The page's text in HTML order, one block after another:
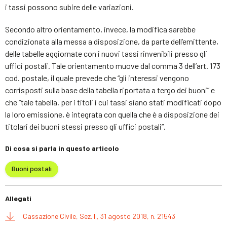
i tassi possono subire delle variazioni.
Secondo altro orientamento, invece, la modifica sarebbe
condizionata alla messa a disposizione, da parte dell’emittente,
delle tabelle aggiornate con i nuovi tassi rinvenibili presso gli
uffici postali. Tale orientamento muove dal comma 3 dell’art. 173
cod. postale, il quale prevede che “gli interessi vengono
corrisposti sulla base della tabella riportata a tergo dei buoni” e
che “tale tabella, per i titoli i cui tassi siano stati modificati dopo
la loro emissione, è integrata con quella che è a disposizione dei
titolari dei buoni stessi presso gli uffici postali”.
Di cosa si parla in questo articolo
Buoni postali
Allegati
Cassazione Civile, Sez. I., 31 agosto 2018, n. 21543